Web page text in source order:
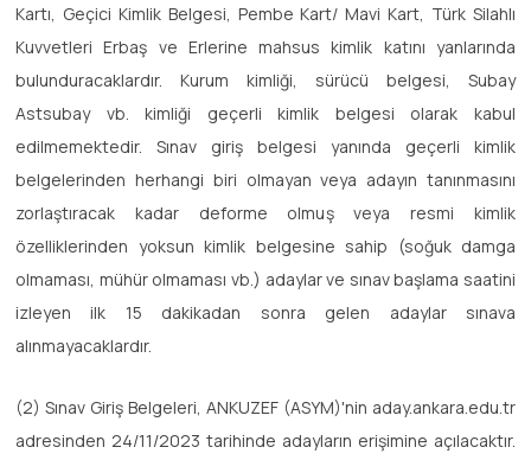
Kartı, Geçici Kimlik Belgesi, Pembe Kart/ Mavi Kart, Türk Silahlı
Kuvvetleri Erbaş ve Erlerine mahsus kimlik katını yanlarında
bulunduracaklardır. Kurum kimliği, sürücü belgesi, Subay
Astsubay vb. kimliği geçerli kimlik belgesi olarak kabul
edilmemektedir. Sınav giriş belgesi yanında geçerli kimlik
belgelerinden herhangi biri olmayan veya adayın tanınmasını
zorlaştıracak kadar deforme olmuş veya resmi kimlik
özelliklerinden yoksun kimlik belgesine sahip (soğuk damga
olmaması, mühür olmaması vb.) adaylar ve sınav başlama saatini
izleyen ilk 15 dakikadan sonra gelen adaylar sınava
alınmayacaklardır.
(2) Sınav Giriş Belgeleri, ANKUZEF (ASYM)'nin aday.ankara.edu.tr
adresinden 24/11/2023 tarihinde adayların erişimine açılacaktır.